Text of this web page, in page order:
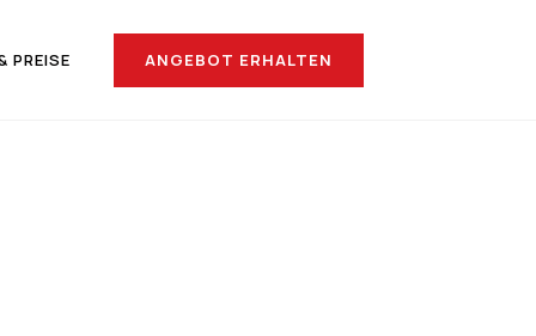
PREISE ANGEBOT ERHALTEN